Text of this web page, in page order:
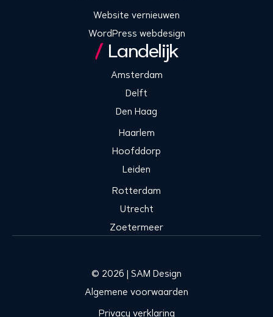
Website vernieuwen
WordPress webdesign
Landelijk
Amsterdam
Delft
Den Haag
Haarlem
Hoofddorp
Leiden
Rotterdam
Utrecht
Zoetermeer
© 2026 | SAM Design
Algemene voorwaarden
Privacy verklaring